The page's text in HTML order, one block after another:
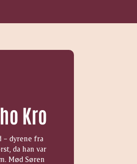
Kro
– dyrene fra
da han var
Mød Søren